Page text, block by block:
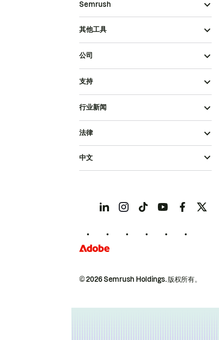
Semrush
其他工具
公司
支持
行业新闻
© 2026 Semrush Holdings.版权所有。
法律
中文